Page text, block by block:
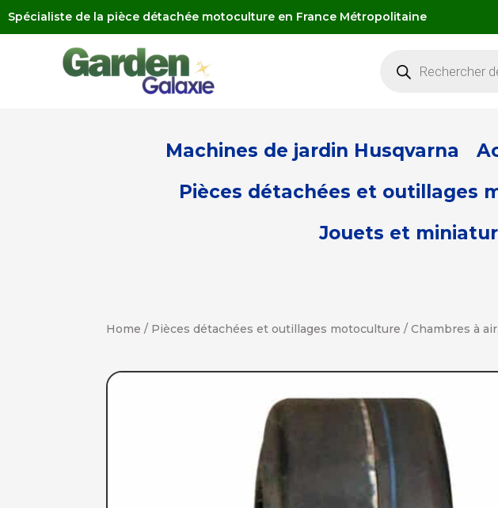
Spécialiste de la pièce détachée motoculture en France Métropolitaine
produits
Machines de jardin Husqvarna
Pièces détachées et outillages
Jouets et
Home / Pièces détachées et outillages motoculture /Chambres à